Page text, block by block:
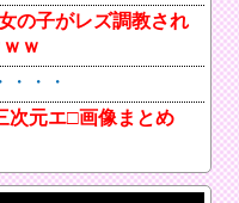
の子がレズ調教され
ｗ
・・
次元エ□画像まとめ